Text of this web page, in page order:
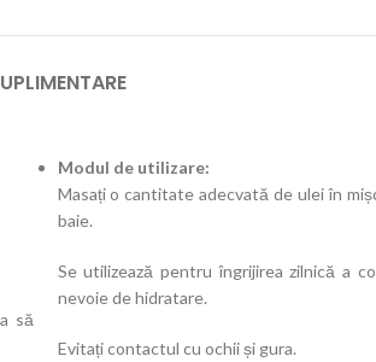
să
Modul de utilizare:
Masați o cantitate adecvată de ulei în
baie.
Se utilizează pentru îngrijirea zilnică a
nevoie de hidratare.
Evitați contactul cu ochii și gura.